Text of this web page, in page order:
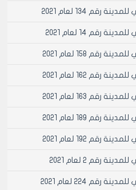
لمجلس مدينة
محمد سعيد عقيل
رقم 134 لعام 2021
رقم 14 لعام 2021
رقم 158 لعام 2021
رقم 162 لعام 2021
رقم 163 لعام 2021
رقم 189 لعام 2021
رقم 192 لعام 2021
رقم 2 لعام 2021
رقم 224 لعام 2021